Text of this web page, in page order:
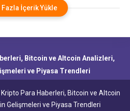
günü EOS, %10,28 oranında değer
ulaştı. Bu, EOS’un 2 Nisan
yatırımcıların dikkatini
Fazla İçerik Yükle
Bitcoin ve Altcoin Analizleri,
ve Piyasa Trendleri
Para Haberleri, Bitcoin ve Altcoin
Gelişmeleri ve Piyasa Trendleri